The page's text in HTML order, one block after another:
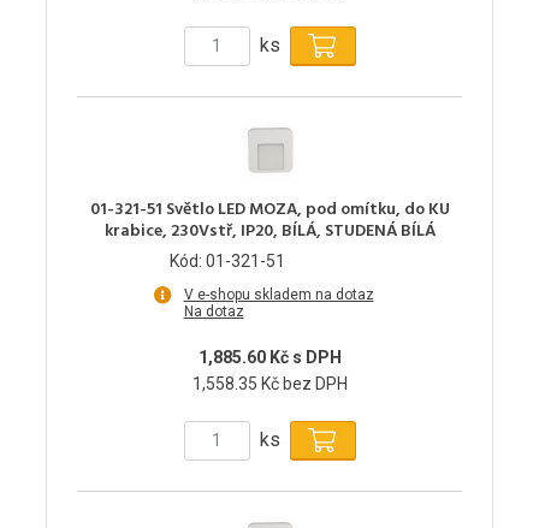
ks
01-321-51 Světlo LED MOZA, pod omítku, do KU
krabice, 230Vstř, IP20, BÍLÁ, STUDENÁ BÍLÁ
Kód: 01-321-51
V e-shopu skladem na dotaz
Na dotaz
1,885.60 Kč s DPH
1,558.35 Kč bez DPH
ks